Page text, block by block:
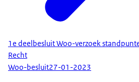
1e deelbesluit Woo-verzoek
Recht
Woo-besluit27-01-2023